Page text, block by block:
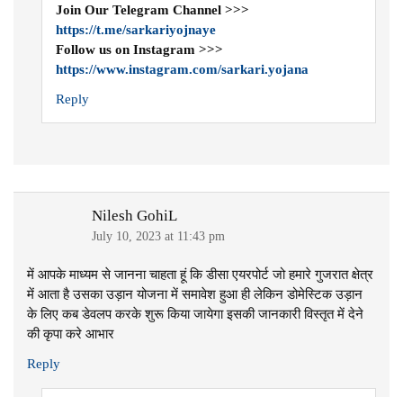
Join Our Telegram Channel >>>
https://t.me/sarkariyojnaye
Follow us on Instagram >>>
https://www.instagram.com/sarkari.yojana
Reply
Nilesh GohiL
July 10, 2023 at 11:43 pm
में आपके माध्यम से जानना चाहता हूं कि डीसा एयरपोर्ट जो हमारे गुजरात क्षेत्र
में आता है उसका उड़ान योजना में समावेश हुआ ही लेकिन डोमेस्टिक उड़ान
के लिए कब डेवलप करके शुरू किया जायेगा इसकी जानकारी विस्तृत में देने
की कृपा करे आभार
Reply